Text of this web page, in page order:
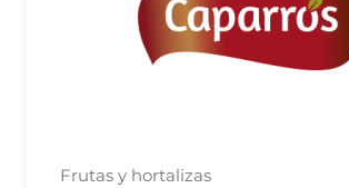
Frutas y hortalizas